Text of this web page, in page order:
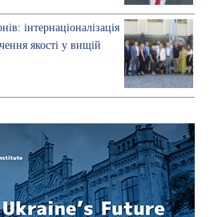
інтернаціоналізація
якості у вищій